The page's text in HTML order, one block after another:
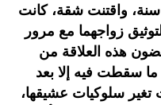
بعشيقها، الذي تكبره بحوالي 30 سنة، واقتنت شقة، كانت
زواجهما مع مرور
هذه العلاقة من
ما سقطت فيه إلا بعد
سلوكيات عشيقها،